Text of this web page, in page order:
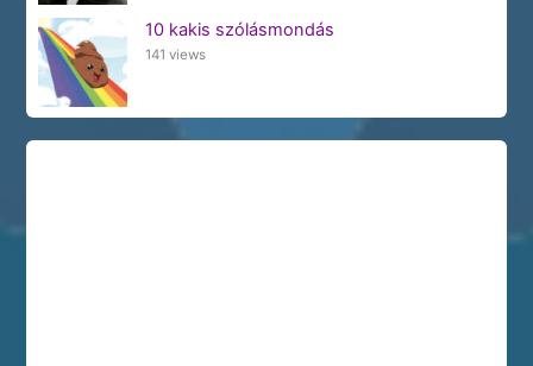
10 kakis szólásmondás
141 views